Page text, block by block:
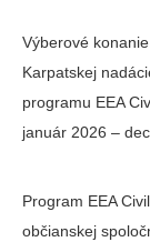
Výberové
Karpatskej
programu EEA
január 2026 –
Program EEA
občianskej